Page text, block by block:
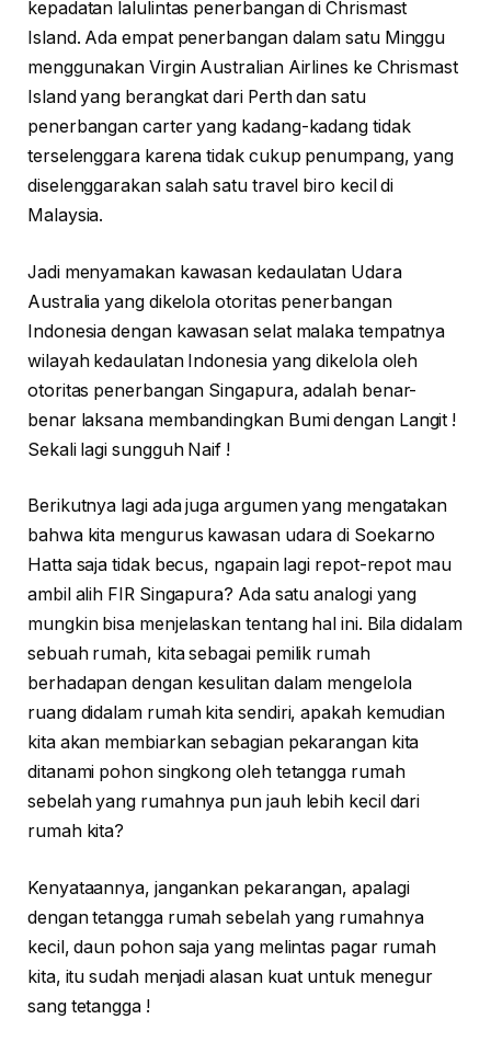
kepadatan lalulintas penerbangan di Chrismast
Island. Ada empat penerbangan dalam satu Minggu
menggunakan Virgin Australian Airlines ke Chrismast
Island yang berangkat dari Perth dan satu
penerbangan carter yang kadang-kadang tidak
terselenggara karena tidak cukup penumpang, yang
diselenggarakan salah satu travel biro kecil di
Malaysia.
Jadi menyamakan kawasan kedaulatan Udara
Australia yang dikelola otoritas penerbangan
Indonesia dengan kawasan selat malaka tempatnya
wilayah kedaulatan Indonesia yang dikelola oleh
otoritas penerbangan Singapura, adalah benar-
benar laksana membandingkan Bumi dengan Langit !
Sekali lagi sungguh Naif !
Berikutnya lagi ada juga argumen yang mengatakan
bahwa kita mengurus kawasan udara di Soekarno
Hatta saja tidak becus, ngapain lagi repot-repot mau
ambil alih FIR Singapura? Ada satu analogi yang
mungkin bisa menjelaskan tentang hal ini. Bila didalam
sebuah rumah, kita sebagai pemilik rumah
berhadapan dengan kesulitan dalam mengelola
ruang didalam rumah kita sendiri, apakah kemudian
kita akan membiarkan sebagian pekarangan kita
ditanami pohon singkong oleh tetangga rumah
sebelah yang rumahnya pun jauh lebih kecil dari
rumah kita?
Kenyataannya, jangankan pekarangan, apalagi
dengan tetangga rumah sebelah yang rumahnya
kecil, daun pohon saja yang melintas pagar rumah
kita, itu sudah menjadi alasan kuat untuk menegur
sang tetangga !